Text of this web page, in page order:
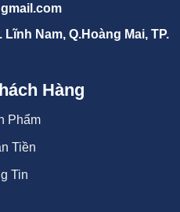
Nam, Q.Hoàng Mai, TP.
Hàng
Phẩm
Tiền
Tin